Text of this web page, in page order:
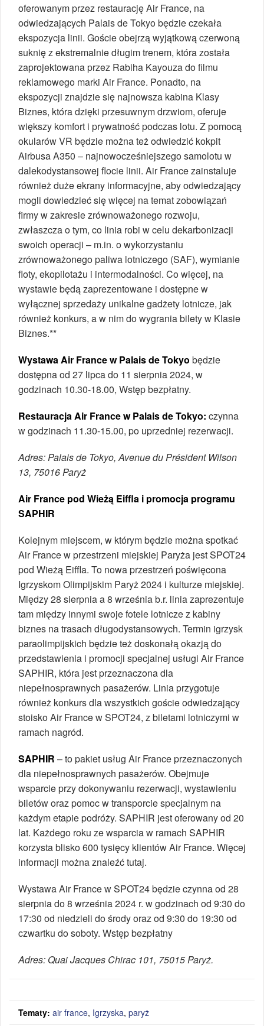
oferowanym przez restaurację Air France, na
odwiedzających Palais de Tokyo będzie czekała
ekspozycja linii. Goście obejrzą wyjątkową czerwoną
suknię z ekstremalnie długim trenem, która została
zaprojektowana przez Rabiha Kayouza do filmu
reklamowego marki Air France. Ponadto, na
ekspozycji znajdzie się najnowsza kabina Klasy
Biznes, która dzięki przesuwnym drzwiom, oferuje
większy komfort i prywatność podczas lotu. Z pomocą
okularów VR będzie można też odwiedzić kokpit
Airbusa A350 – najnowocześniejszego samolotu w
dalekodystansowej flocie linii. Air France zainstaluje
również duże ekrany informacyjne, aby odwiedzający
mogli dowiedzieć się więcej na temat zobowiązań
firmy w zakresie zrównoważonego rozwoju,
zwłaszcza o tym, co linia robi w celu dekarbonizacji
swoich operacji – m.in. o wykorzystaniu
zrównoważonego paliwa lotniczego (SAF), wymianie
floty, ekopilotażu i intermodalności. Co więcej, na
wystawie będą zaprezentowane i dostępne w
wyłącznej sprzedaży unikalne gadżety lotnicze, jak
również konkurs, a w nim do wygrania bilety w Klasie
Biznes.**
Wystawa Air France w Palais de Tokyo będzie
dostępna od 27 lipca do 11 sierpnia 2024, w
godzinach 10.30-18.00, Wstęp bezpłatny.
Restauracja Air France w Palais de Tokyo: czynna
w godzinach 11.30-15.00, po uprzedniej rezerwacji.
Adres: Palais de Tokyo, Avenue du Président Wilson
13, 75016 Paryż
Air France pod Wieżą Eiffla i promocja programu
SAPHIR
Kolejnym miejscem, w którym będzie można spotkać
Air France w przestrzeni miejskiej Paryża jest SPOT24
pod Wieżą Eiffla. To nowa przestrzeń poświęcona
Igrzyskom Olimpijskim Paryż 2024 i kulturze miejskiej.
Między 28 sierpnia a 8 września b.r. linia zaprezentuje
tam między innymi swoje fotele lotnicze z kabiny
biznes na trasach długodystansowych. Termin igrzysk
paraolimpijskich będzie też doskonałą okazją do
przedstawienia i promocji specjalnej usługi Air France
SAPHIR, która jest przeznaczona dla
niepełnosprawnych pasażerów. Linia przygotuje
również konkurs dla wszystkich goście odwiedzający
stoisko Air France w SPOT24, z biletami lotniczymi w
ramach nagród.
SAPHIR – to pakiet usług Air France przeznaczonych
dla niepełnosprawnych pasażerów. Obejmuje
wsparcie przy dokonywaniu rezerwacji, wystawieniu
biletów oraz pomoc w transporcie specjalnym na
każdym etapie podróży. SAPHIR jest oferowany od 20
lat. Każdego roku ze wsparcia w ramach SAPHIR
korzysta blisko 600 tysięcy klientów Air France. Więcej
informacji można znaleźć tutaj.
Wystawa Air France w SPOT24 będzie czynna od 28
sierpnia do 8 września 2024 r. w godzinach od 9:30 do
17:30 od niedzieli do środy oraz od 9:30 do 19:30 od
czwartku do soboty. Wstęp bezpłatny
Adres: Quai Jacques Chirac 101, 75015 Paryż.
Tematy: air france, Igrzyska, paryż